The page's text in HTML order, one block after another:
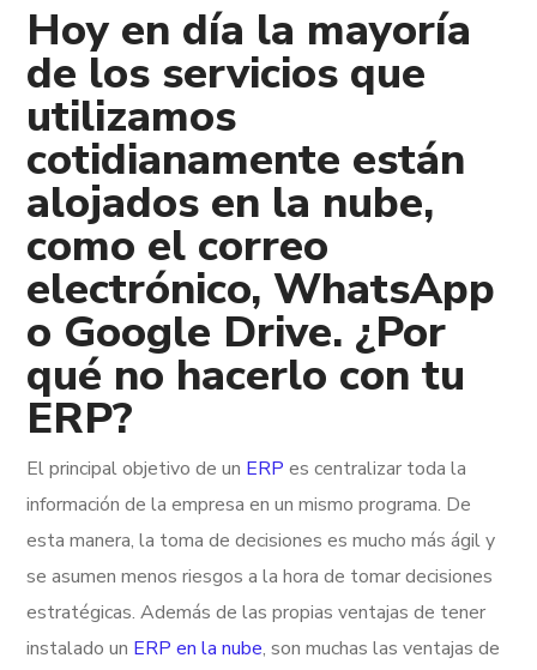
Hoy en día la mayoría
de los servicios que
utilizamos
cotidianamente están
alojados en la nube,
como el correo
electrónico, WhatsApp
o Google Drive. ¿Por
qué no hacerlo con tu
ERP?
El principal objetivo de un ERP es centralizar toda la
información de la empresa en un mismo programa. De
esta manera, la toma de decisiones es mucho más ágil y
se asumen menos riesgos a la hora de tomar decisiones
estratégicas. Además de las propias ventajas de tener
instalado un ERP en la nube, son muchas las ventajas de